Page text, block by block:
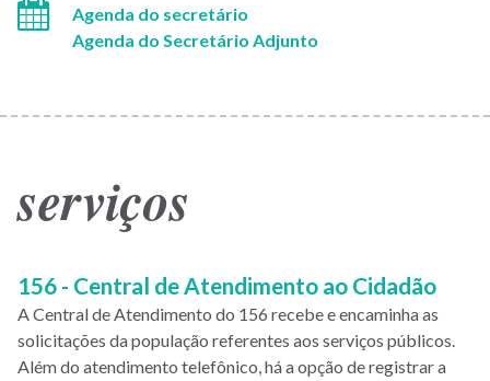
Agenda do secretário
Agenda do Secretário Adjunto
serviços
156 - Central de Atendimento ao Cidadão
A Central de Atendimento do 156 recebe e encaminha as
solicitações da população referentes aos serviços públicos.
Além do atendimento telefônico, há a opção de registrar a